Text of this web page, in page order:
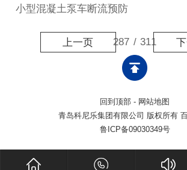
小型混凝土泵车断流预防
287 / 311
上一页
回到顶部 - 网站地图
青岛科尼乐集团有限公司 版权所有
鲁ICP备09030349号